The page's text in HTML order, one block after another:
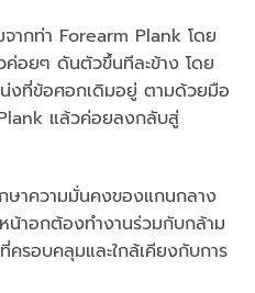
ากท่า Forearm Plank โดย
อยๆ ดันตัวขึ้นทีละข้าง โดย
งที่ข้อศอกเดิมอยู่ ตามด้วยมือ
แล้วค่อยลงกลับสู่
ษาความมั่นคงของแกนกลาง
าอกต้องทำงานร่วมกับกล้าม
ครอบคลุมและใกล้เคียงกับการ